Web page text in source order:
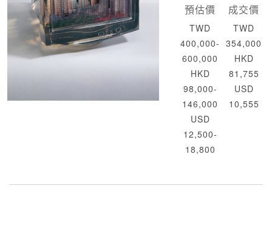
預估價
TWD
400,000-
600,000
HKD
98,000-
146,000
USD
12,500-
18,800
成交價
TWD
354,000
HKD
81,755
USD
10,555